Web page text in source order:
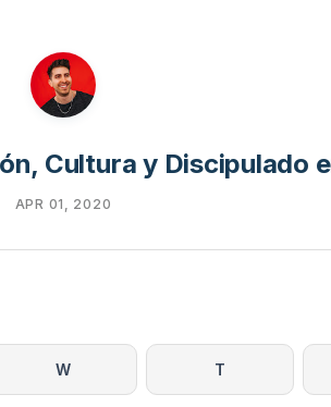
Cultura y Discipulado
APR 01, 2020
W T